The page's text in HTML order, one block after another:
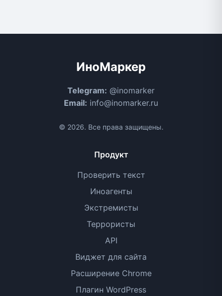
ИноМаркер
Telegram: @inomarker
Email: info@inomarker.ru
© 2026. Все права защищены.
Продукт
Проверить текст
Иноагенты
Экстремисты
Террористы
API
Виджет для сайта
Расширение Chrome
Плагин WordPress